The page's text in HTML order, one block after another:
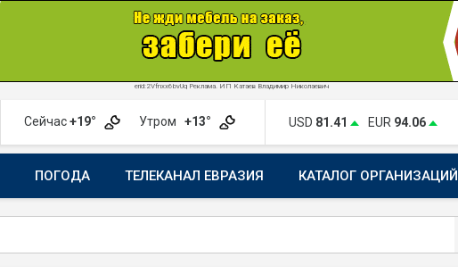
erid:2Vfnxx6bvUq Реклама. ИП Катаев Владимир Николаевич
Сейчас+19° Утром+13° USD 81.41 EUR 94.06
ПОГОДА ТЕЛЕКАНАЛ ЕВРАЗИЯ КАТАЛОГ ОРГАНИЗАЦИЙ